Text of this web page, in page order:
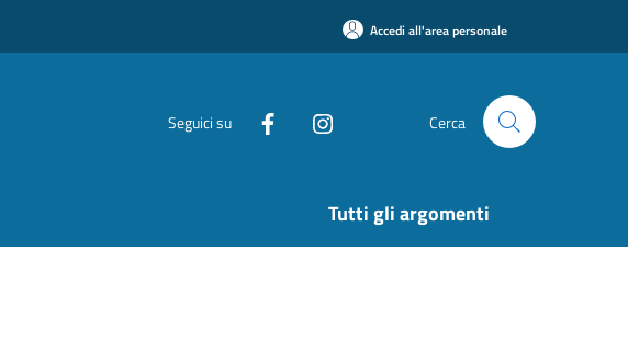
Accedi all'area personale
Seguici su Cerca
Tutti gli argomenti